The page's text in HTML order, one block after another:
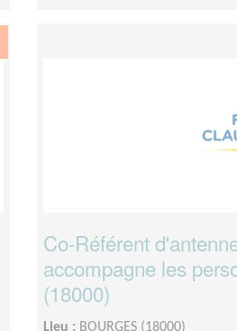
Co-Référent
accompagne les
(18000)
Lieu : BOURGES (18000)